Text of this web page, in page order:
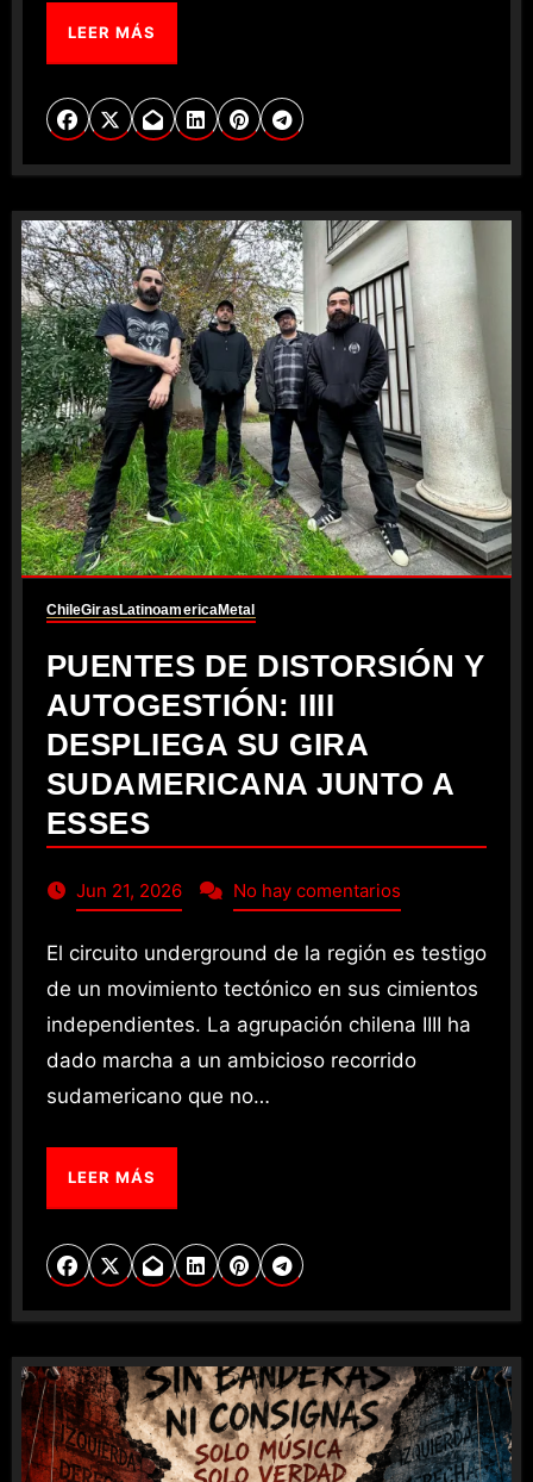
LEER MÁS
ChileGiras LatinoamericaMetal
PUENTES DE DISTORSIÓN Y
AUTOGESTIÓN: IIII
DESPLIEGA SU GIRA
SUDAMERICANA JUNTO A
ESSES
Jun 21, 2026 No hay comentarios
El circuito underground de la región es testigo
de un movimiento tectónico en sus cimientos
independientes. La agrupación chilena IIII ha
dado marcha a un ambicioso recorrido
sudamericano que no…
LEER MÁS